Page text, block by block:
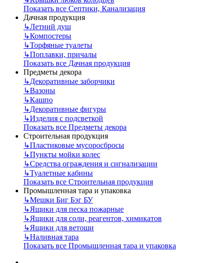
Показать все Септики, Канализация
Дачная продукция
↳Летний душ
↳Компостеры
↳Торфяные туалеты
↳Поплавки, причалы
Показать все Дачная продукция
Предметы декора
↳Декоративные заборчики
↳Вазоны
↳Кашпо
↳Декоративные фигуры
↳Изделия с подсветкой
Показать все Предметы декора
Строительная продукция
↳Пластиковые мусоросбросы
↳Пункты мойки колес
↳Средства ограждения и сигнализации
↳Туалетные кабины
Показать все Строительная продукция
Промышленная тара и упаковка
↳Мешки Биг Бэг БУ
↳Ящики для песка пожарные
↳Ящики для соли, реагентов, химикатов
↳Ящики для ветоши
↳Наливная тара
Показать все Промышленная тара и упаковка